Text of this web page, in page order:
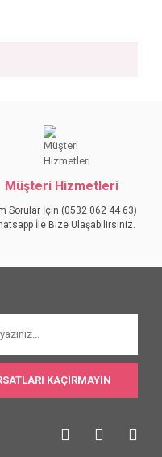
Müşteri Hizmetleri
Sorular İçin (0532 062 44 63)
İle Bize Ulaşabilirsiniz.
KAÇIRMAYIN